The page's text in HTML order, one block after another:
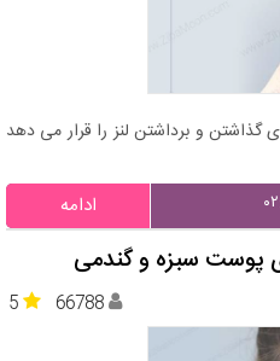
و برداشتن لنز را قرار می دهد
ادامه
پوست سبزه و گندمی
5 66788